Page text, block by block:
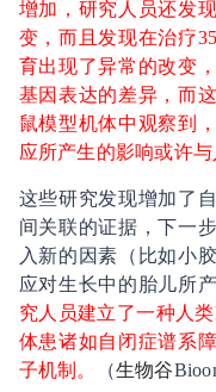
增加，研究人员还发
变，而且发现在治疗
育出现了异常的改变
基因表达的差异，而
鼠模型机体中观察到
应所产生的影响或许与
这些研究发现增加了
间关联的证据，下一
入新的因素（比如小
应对生长中的胎儿所
究人员建立了一种人
体患诸如自闭症谱系
子机制。
（生物谷